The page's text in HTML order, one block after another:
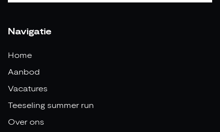
Navigatie
Home
Aanbod
Vacatures
Teeseling summer run
Over ons